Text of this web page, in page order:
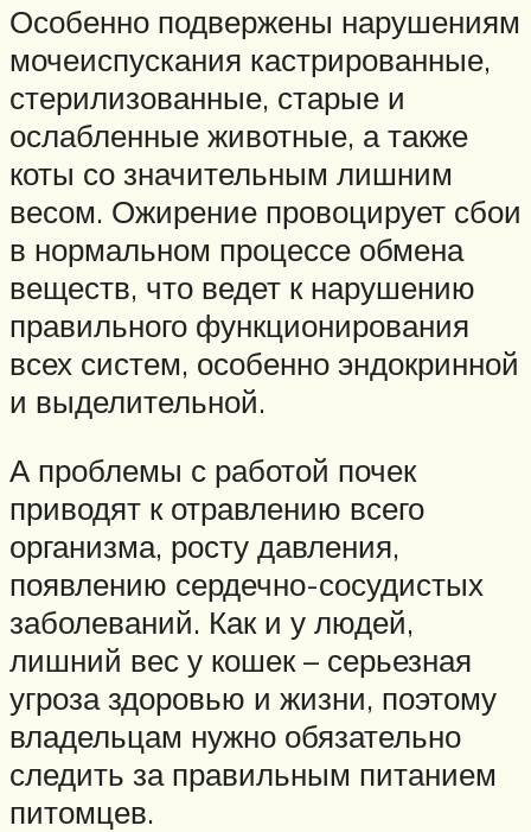
Особенно подвержены нарушениям
мочеиспускания кастрированные,
стерилизованные, старые и
ослабленные животные, а также
коты со значительным лишним
весом. Ожирение провоцирует сбои
в нормальном процессе обмена
веществ, что ведет к нарушению
правильного функционирования
всех систем, особенно эндокринной
и выделительной.
А проблемы с работой почек
приводят к отравлению всего
организма, росту давления,
появлению сердечно-сосудистых
заболеваний. Как и у людей,
лишний вес у кошек – серьезная
угроза здоровью и жизни, поэтому
владельцам нужно обязательно
следить за правильным питанием
питомцев.